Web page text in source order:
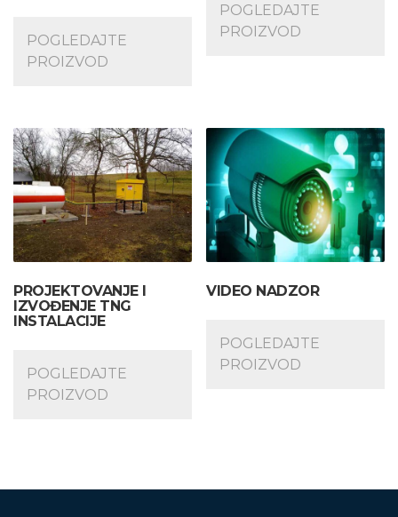
POGLEDAJTE
PROIZVOD
POGLEDAJTE
PROIZVOD
PROJEKTOVANJE I
IZVOĐENJE TNG
INSTALACIJE
POGLEDAJTE
PROIZVOD
VIDEO NADZOR
POGLEDAJTE
PROIZVOD